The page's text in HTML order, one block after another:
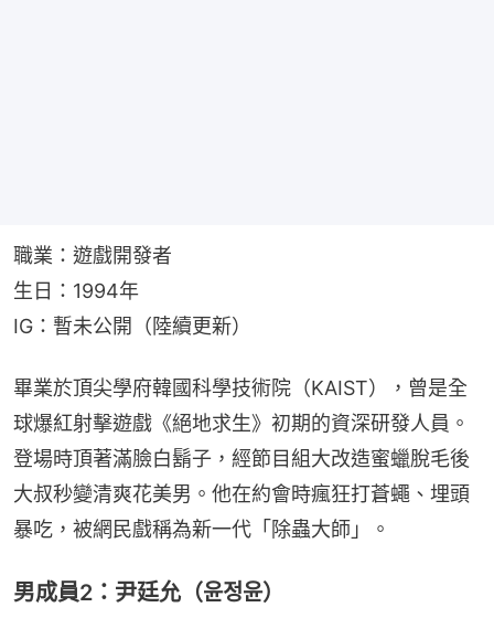
職業：遊戲開發者
生日：1994年
IG：暫未公開（陸續更新）
畢業於頂尖學府韓國科學技術院（KAIST），曾是全
球爆紅射擊遊戲《絕地求生》初期的資深研發人員。
登場時頂著滿臉白鬍子，經節目組大改造蜜蠟脫毛後
大叔秒變清爽花美男。他在約會時瘋狂打蒼蠅、埋頭
暴吃，被網民戲稱為新一代「除蟲大師」。
男成員2：尹廷允（윤정윤）